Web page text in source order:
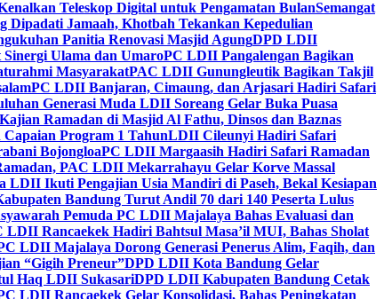
Teleskop Digital untuk Pengamatan BulanSemangat
Dipadati Jamaah, Khotbah Tekankan Kepedulian
Panitia Renovasi Masjid AgungDPD LDII
Ulama dan UmaroPC LDII Pangalengan Bagikan
MasyarakatPAC LDII Gunungleutik Bagikan Takjil
PC LDII Banjaran, Cimaung, dan Arjasari Hadiri Safari
Generasi Muda LDII Soreang Gelar Buka Puasa
Kajian Ramadan di Masjid Al Fathu, Dinsos dan Baznas
Program 1 TahunLDII Cileunyi Hadiri Safari
BojongloaPC LDII Margaasih Hadiri Safari Ramadan
PAC LDII Mekarrahayu Gelar Korve Massal
LDII Ikuti Pengajian Usia Mandiri di Paseh, Bekal Kesiapan
Bandung Turut Andil 70 dari 140 Peserta Lulus
Pemuda PC LDII Majalaya Bahas Evaluasi dan
LDII Rancaekek Hadiri Bahtsul Masa’il MUI, Bahas Sholat
LDII Majalaya Dorong Generasi Penerus Alim, Faqih, dan
“Gigih Preneur”DPD LDII Kota Bandung Gelar
Haq LDII SukasariDPD LDII Kabupaten Bandung Cetak
LDII Rancaekek Gelar Konsolidasi, Bahas Peningkatan